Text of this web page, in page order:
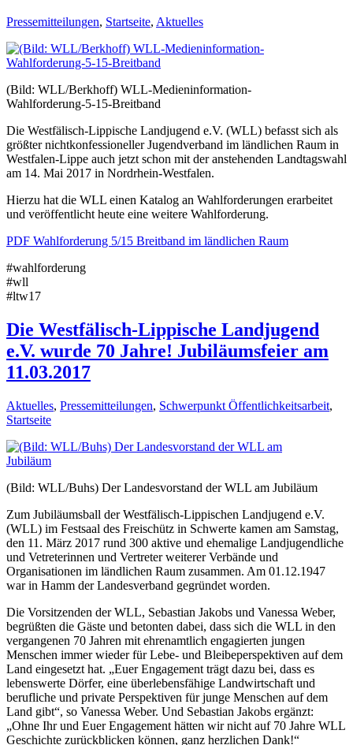
Pressemitteilungen, Startseite, Aktuelles
(Bild: WLL/Berkhoff) WLL-Medieninformation-
Wahlforderung-5-15-Breitband
Die Westfälisch-Lippische Landjugend e.V. (WLL) befasst sich als
größter nichtkonfessioneller Jugendverband im ländlichen Raum in
Westfalen-Lippe auch jetzt schon mit der anstehenden Landtagswahl
am 14. Mai 2017 in Nordrhein-Westfalen.
Hierzu hat die WLL einen Katalog an Wahlforderungen erarbeitet
und veröffentlicht heute eine weitere Wahlforderung.
PDF Wahlforderung 5/15 Breitband im ländlichen Raum
#wahlforderung
#wll
#ltw17
Die Westfälisch-Lippische Landjugend
e.V. wurde 70 Jahre! Jubiläumsfeier am
11.03.2017
Aktuelles, Pressemitteilungen, Schwerpunkt Öffentlichkeitsarbeit,
Startseite
(Bild: WLL/Buhs) Der Landesvorstand der WLL am Jubiläum
Zum Jubiläumsball der Westfälisch-Lippischen Landjugend e.V.
(WLL) im Festsaal des Freischütz in Schwerte kamen am Samstag,
den 11. März 2017 rund 300 aktive und ehemalige Landjugendliche
und Vetreterinnen und Vertreter weiterer Verbände und
Organisationen im ländlichen Raum zusammen. Am 01.12.1947
war in Hamm der Landesverband gegründet worden.
Die Vorsitzenden der WLL, Sebastian Jakobs und Vanessa Weber,
begrüßten die Gäste und betonten dabei, dass sich die WLL in den
vergangenen 70 Jahren mit ehrenamtlich engagierten jungen
Menschen immer wieder für Lebe- und Bleibeperspektiven auf dem
Land eingesetzt hat. „Euer Engagement trägt dazu bei, dass es
lebenswerte Dörfer, eine überlebensfähige Landwirtschaft und
berufliche und private Perspektiven für junge Menschen auf dem
Land gibt“, so Vanessa Weber. Und Sebastian Jakobs ergänzt:
„Ohne Ihr und Euer Engagement hätten wir nicht auf 70 Jahre WLL
Geschichte zurückblicken können, ganz herzlichen Dank!“